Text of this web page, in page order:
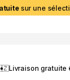
sur une
Livraison gratuite